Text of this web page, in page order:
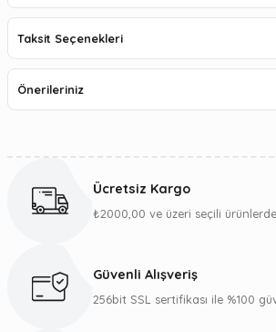
Taksit Seçenekleri
Önerileriniz
Ücretsiz Kargo
₺2000,00 ve üzeri seçili
Güvenli Alışveriş
256bit SSL sertifikası ile %100